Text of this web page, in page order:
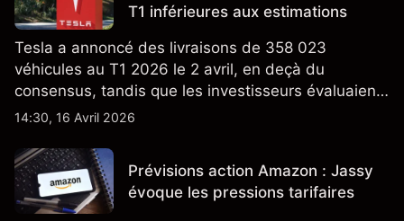
T1 inférieures aux estimations
Tesla a annoncé des livraisons de 358 023
véhicules au T1 2026 le 2 avril, en deçà du
consensus, tandis que les investisseurs évaluaient
également la croissance des stocks et les projets
nouveau SUV. Découvrez les objectifs de cours
TSLA d'analystes tiers.
14:30, 16 Avril 2026
Prévisions action Amazon : Jassy
évoque les pressions tarifaires